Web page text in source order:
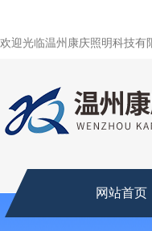
欢迎光临温州康庆照明科技有
网站首页